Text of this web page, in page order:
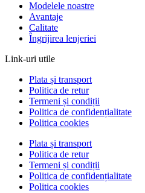
Modelele noastre
Avantaje
Calitate
Îngrijirea lenjeriei
Link-uri utile
Plata și transport
Politica de retur
Termeni și condiții
Politica de confidențialitate
Politica cookies
Plata și transport
Politica de retur
Termeni și condiții
Politica de confidențialitate
Politica cookies